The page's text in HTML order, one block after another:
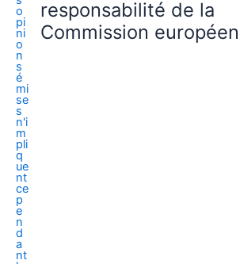
responsabilité de la
Commission